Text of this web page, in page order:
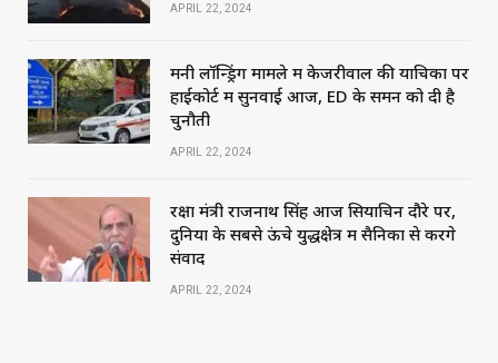
APRIL 22, 2024
मनी लॉन्ड्रिंग मामले में केजरीवाल की याचिका पर
हाईकोर्ट में सुनवाई आज, ED के समन को दी है
चुनौती
APRIL 22, 2024
रक्षा मंत्री राजनाथ सिंह आज सियाचिन दौरे पर,
दुनिया के सबसे ऊंचे युद्धक्षेत्र में सैनिकों से करेंगे
संवाद
APRIL 22, 2024